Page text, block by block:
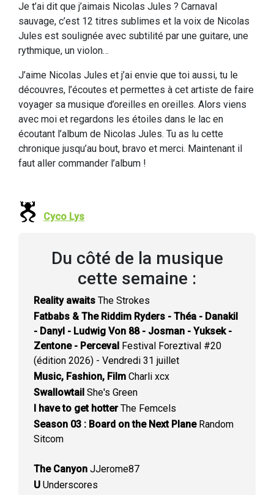
Je t’ai dit que j’aimais Nicolas Jules ? Carnaval
sauvage, c’est 12 titres sublimes et la voix de Nicolas
Jules est soulignée avec subtilité par une guitare, une
rythmique, un violon…
J’aime Nicolas Jules et j’ai envie que toi aussi, tu le
découvres, l’écoutes et permettes à cet artiste de faire
voyager sa musique d’oreilles en oreilles. Alors viens
avec moi et regardons les étoiles dans le lac en
écoutant l’album de Nicolas Jules. Tu as lu cette
chronique jusqu’au bout, bravo et merci. Maintenant il
faut aller commander l’album !
Cyco Lys
Du côté de la musique
cette semaine :
Reality awaits The Strokes
Fatbabs & The Riddim Ryders - Théa - Danakil
- Danyl - Ludwig Von 88 - Josman - Yuksek -
Zentone - Perceval Festival Foreztival #20
(édition 2026) - Vendredi 31 juillet
Music, Fashion, Film Charli xcx
Swallowtail She's Green
I have to get hotterThe Femcels
Season 03 : Board on the Next PlaneRandom
Sitcom
The Canyon JJerome87
U Underscores